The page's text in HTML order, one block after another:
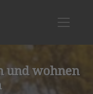
und wohnen